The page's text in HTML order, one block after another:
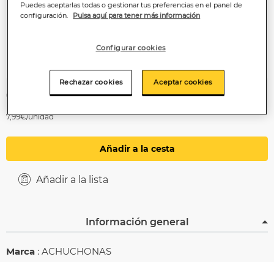
7
7,99€/unidad
Añadir a la cesta
Añadir a la lista
Información general
Marca : ACHUCHONAS
Puedes aceptarlas todas o gestionar tus preferencias en el panel de
configuración.
Pulsa aquí para tener más información
Configurar cookies
Rechazar cookies Aceptar cookies